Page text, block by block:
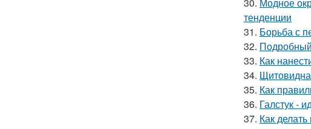
тенденции
31. Борьба с
32. Подробный
33. Как
34.
35. Как
36. Галстук -
37. Как